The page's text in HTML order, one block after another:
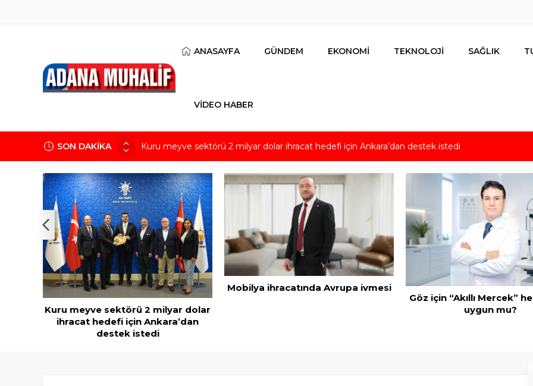
ANASAYFA GÜNDEM EKONOMİ TEKNOLOJİ SAĞLIK
VİDEO HABER
SON DAKİKA
Kuru meyve sektörü 2 milyar dolar ihracat hedefi için Ankara’dan destek istedi
Mobilya ihracatında Avrupa ivmesi
Devletin iki bilançosu: Görünen bütçe, bütçe dışı riskler ve hazineyi bekleyen yük
‘Devlette para yok!’ yalanı
Kuru meyve sektörü 2 milyar dolar
ihracat hedefi için Ankara’dan
destek istedi
Mobilya ihracatında Avrupa ivmesi
Göz için “Akıllı Mercek”
uygun mu?